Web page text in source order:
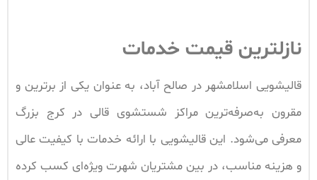
نازلترین قیمت خدمات
قالیشویی اسلامشهر در صالح‌ آباد، به عنوان یکی از برترین و
مقرون به‌صرفه‌ترین مراکز شستشوی قالی در کرج بزرگ
معرفی می‌شود. این قالیشویی با ارائه خدمات با کیفیت عالی
و هزینه مناسب، در بین مشتریان شهرت ویژه‌ای کسب کرده